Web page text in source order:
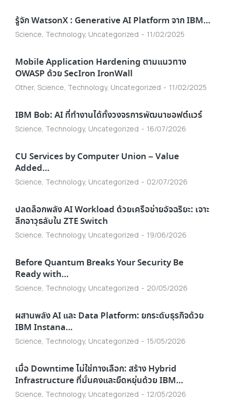
รู้จัก WatsonX : Generative AI Platform จาก IBM…
Science, Technology, Uncategorized 11/02/2025
Mobile Application Hardening ตามแนวทาง
OWASP ด้วย SecIron IronWall
Other, Science, Technology, Uncategorized 11/02/2025
IBM Bob: AI ที่ทำงานได้ทั้งวงจรการพัฒนาซอฟต์แวร์
Science, Technology, Uncategorized 16/07/2026
CU Services by Computer Union – Value
Added…
Science, Technology, Uncategorized 02/07/2026
ปลดล็อกพลัง AI Workload ด้วยเครือข่ายอัจฉริยะ: เจาะ
ลึกอาวุธลับใน ZTE Switch
Science, Technology, Uncategorized 19/06/2026
Before Quantum Breaks Your Security Be
Ready with…
Science, Technology, Uncategorized 20/05/2026
ผสานพลัง AI และ Data Platform: ยกระดับธุรกิจด้วย
IBM Instana…
Science, Technology, Uncategorized 15/05/2026
เมื่อ Downtime ไม่ใช่ทางเลือก: สร้าง Hybrid
Infrastructure ที่มั่นคงและยืดหยุ่นด้วย IBM…
Science, Technology, Uncategorized 12/05/2026